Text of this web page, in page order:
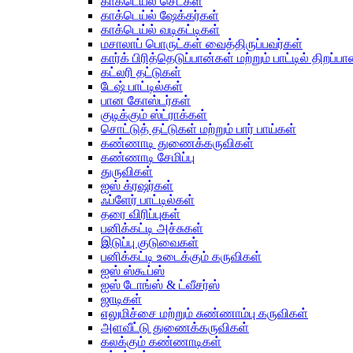
காக்டெய்ல் ஷேக்கர்கள்
காக்டெய்ல் வடிகட்டிகள்
மசாலாப் பொருட்கள் வைத்திருப்பவர்கள்
கார்க் பிரித்தெடுப்பான்கள் மற்றும் பாட்டில்
கட்லரி தட்டுகள்
டேஷ் பாட்டில்கள்
பான கோஸ்டர்கள்
குடிக்கும் ஸ்ட்ராக்கள்
சொட்டுத் தட்டுகள் மற்றும் பார் பாய்கள்
கண்ணாடி துணைக்கருவிகள்
கண்ணாடி சேமிப்பு
துருவிகள்
ஐஸ் க்ரஷர்கள்
ஃப்ளேர் பாட்டில்கள்
தரை விரிப்புகள்
பனிக்கட்டி அச்சுகள்
இடுப்பு குடுவைகள்
பனிக்கட்டி உடைக்கும் கருவிகள்
ஐஸ் ஸ்கூப்ஸ்
ஐஸ் டோங்ஸ் & ட்வீசர்ஸ்
ஜாடிகள்
எலுமிச்சை மற்றும் சுண்ணாம்பு கருவிகள்
அளவீட்டு துணைக்கருவிகள்
கலக்கும் கண்ணாடிகள்